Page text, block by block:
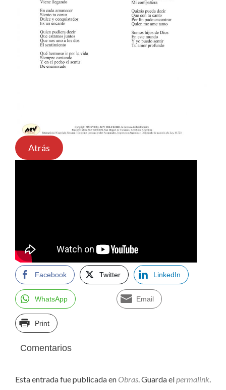
Atrás
Facebook Twitter LinkedIn
WhatsApp Email
Print
Comentarios
Esta entrada fue publicada en Obras . Guarda el permalink